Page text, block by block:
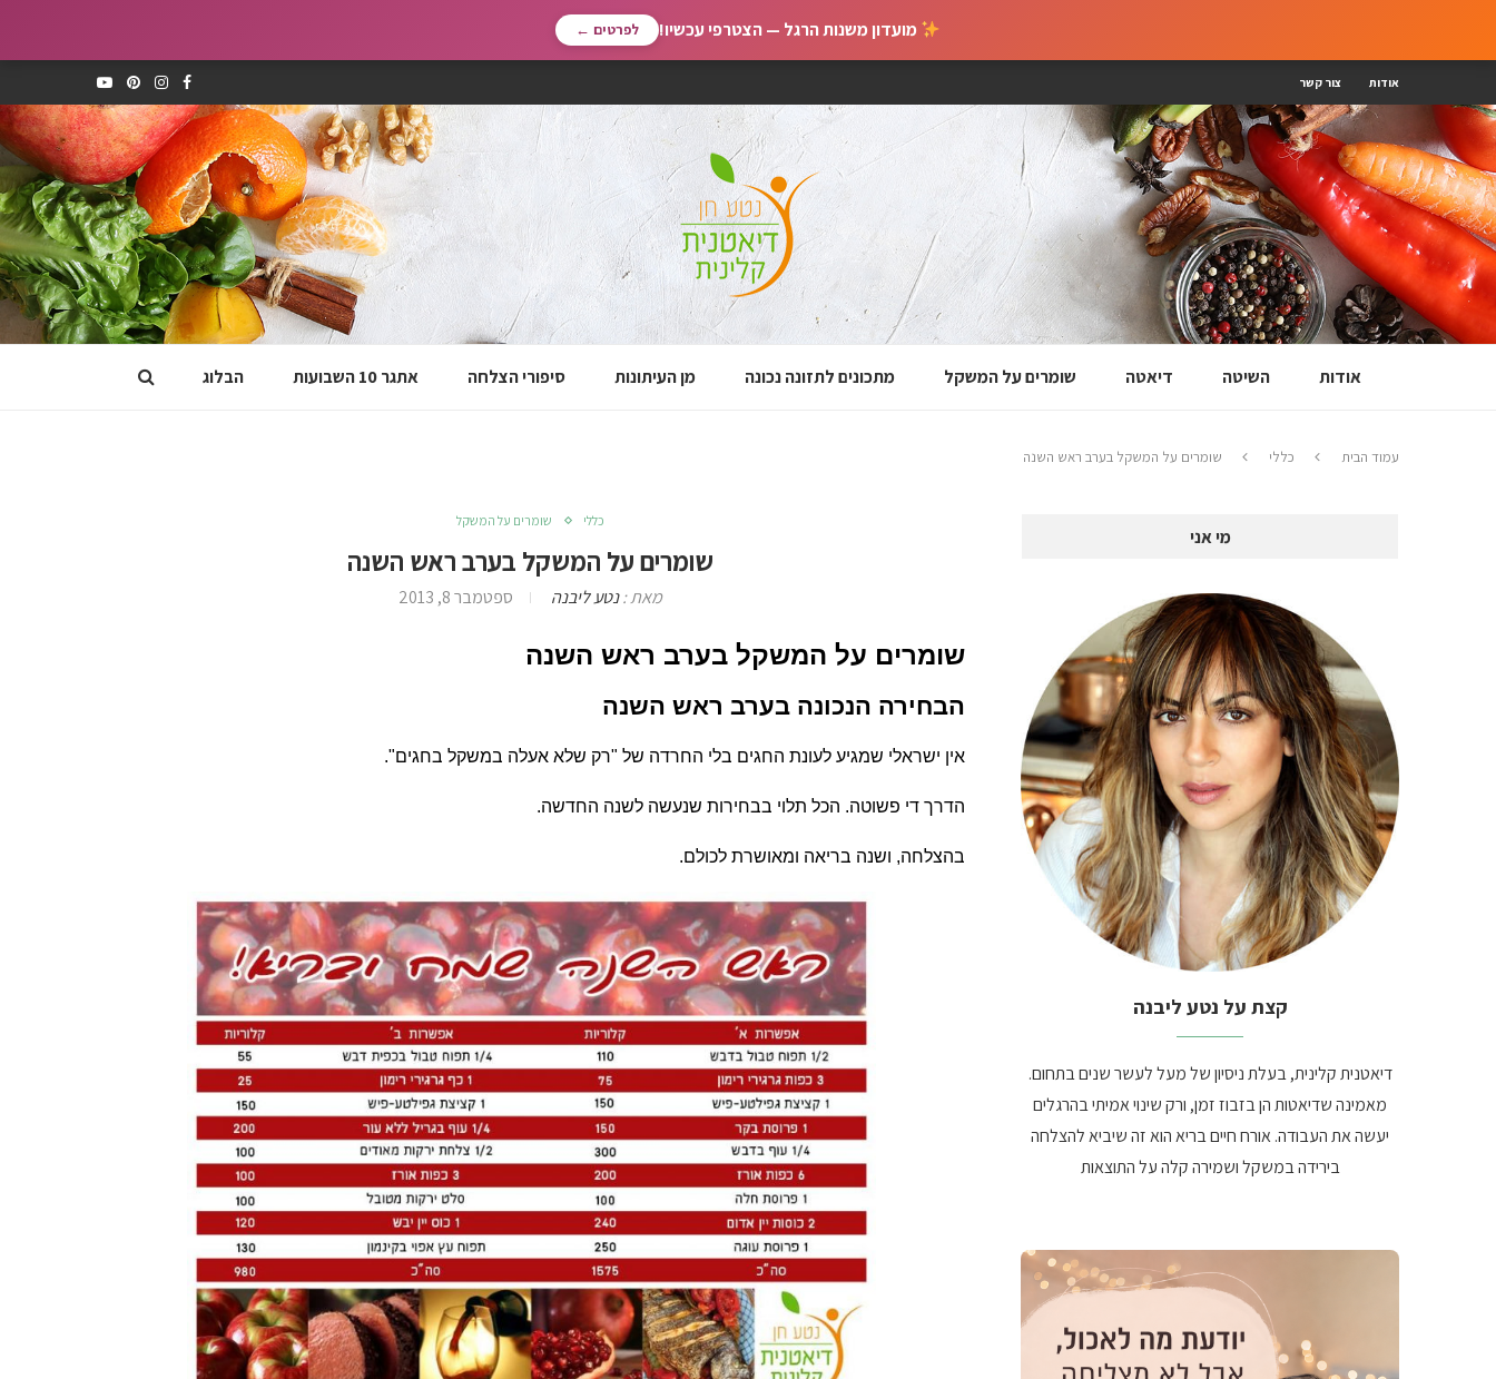
מועדון משנות הרגל — הצטרפי עכשיו! לפרטים ←
אודות צור קשר
אודות השיטה דיאטה שומרים על המשקל מתכונים לתזונה נכונה מן העיתונות סיפורי הצלחה אתגר 10 השבועות הבלוג
עמוד הבית כללי שומרים על המשקל בערב ראש השנה
כללי שומרים על המשקל
שומרים על המשקל בערב ראש השנה
מאת :נטע ליבנה ספטמבר 8, 2013
שומרים על המשקל בערב ראש השנה
הבחירה הנכונה בערב ראש השנה
אין ישראלי שמגיע לעונת החגים בלי החרדה של "רק שלא אעלה במשקל בחגים".
הדרך די פשוטה. הכל תלוי בבחירות שנעשה לשנה החדשה.
בהצלחה, ושנה בריאה ומאושרת לכולם.
מי אני
קצת על נטע ליבנה
דיאטנית קלינית, בעלת ניסיון של מעל לעשר שנים בתחום.
מאמינה שדיאטות הן בזבוז זמן, ורק שינוי אמיתי בהרגלים
יעשה את העבודה. אורח חיים בריא הוא זה שיביא להצלחה
בירידה במשקל ושמירה קלה על התוצאות